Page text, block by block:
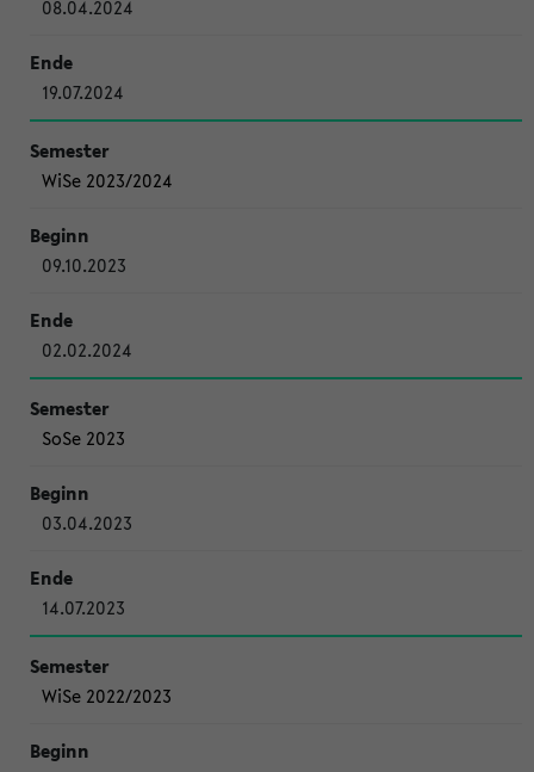
08.04.2024
19.07.2024
WiSe 2023/2024
09.10.2023
02.02.2024
SoSe 2023
03.04.2023
14.07.2023
WiSe 2022/2023